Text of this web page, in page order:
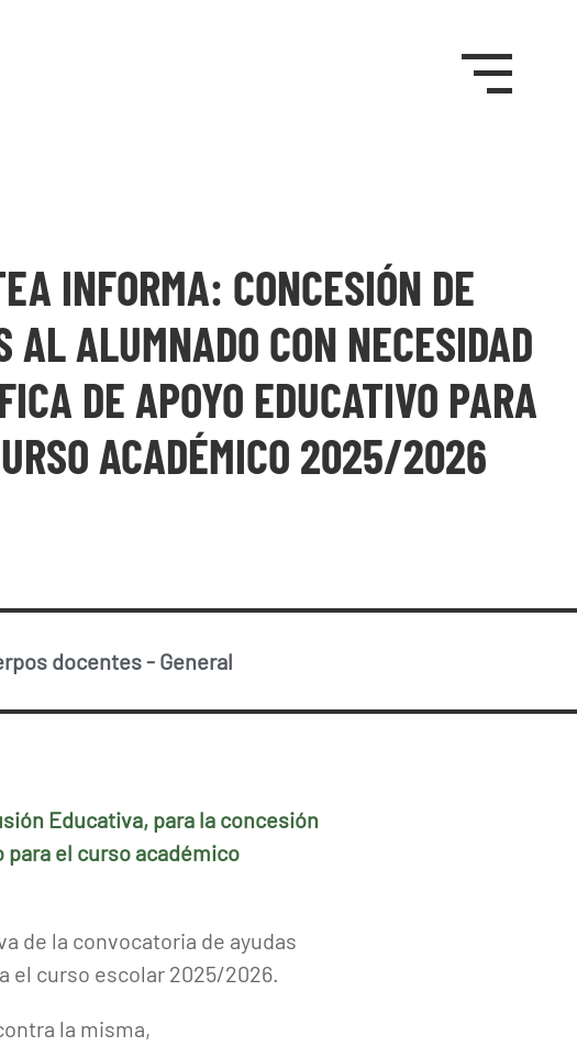
INFORMA: CONCESIÓN DE
AL ALUMNADO CON NECESIDAD
DE APOYO EDUCATIVO PARA
ACADÉMICO 2025/2026
docentes- General
Educativa, para la concesión
para el curso académico
de la convocatoria de ayudas
el curso escolar 2025/2026.
la misma,